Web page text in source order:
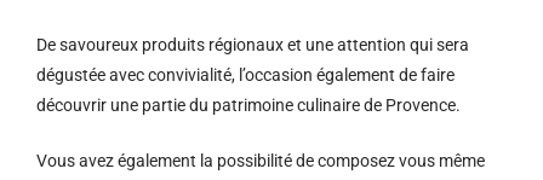
De savoureux produits régionaux et une attention qui sera
dégustée avec convivialité, l’occasion également de faire
découvrir une partie du patrimoine culinaire de Provence.
Vous avez également la possibilité de composez vous même